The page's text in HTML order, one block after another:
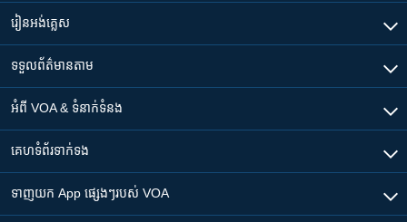
រៀន​​អង់គ្លេស
ទទួល​ព័ត៌មាន​តាម
អំពី​ VOA & ទំនាក់ទំនង
គេហទំព័រ​​ទាក់ទង
ទាញយក​ App ផ្សេងៗ​របស់​ VOA